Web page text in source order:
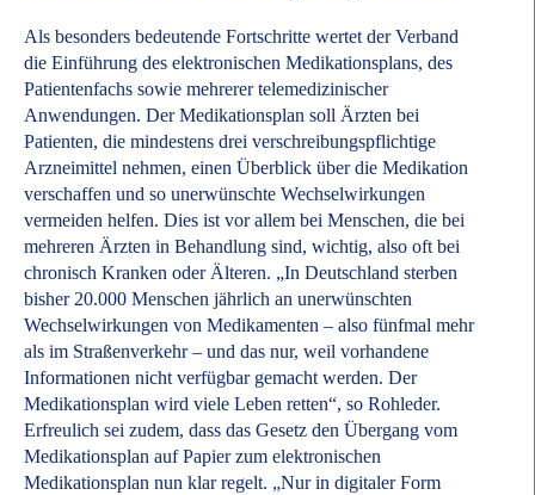
Als besonders bedeutende Fortschritte wertet der Verband
die Einführung des elektronischen Medikationsplans, des
Patientenfachs sowie mehrerer telemedizinischer
Anwendungen. Der Medikationsplan soll Ärzten bei
Patienten, die mindestens drei verschreibungspflichtige
Arzneimittel nehmen, einen Überblick über die Medikation
verschaffen und so unerwünschte Wechselwirkungen
vermeiden helfen. Dies ist vor allem bei Menschen, die bei
mehreren Ärzten in Behandlung sind, wichtig, also oft bei
chronisch Kranken oder Älteren. „In Deutschland sterben
bisher 20.000 Menschen jährlich an unerwünschten
Wechselwirkungen von Medikamenten – also fünfmal mehr
als im Straßenverkehr – und das nur, weil vorhandene
Informationen nicht verfügbar gemacht werden. Der
Medikationsplan wird viele Leben retten“, so Rohleder.
Erfreulich sei zudem, dass das Gesetz den Übergang vom
Medikationsplan auf Papier zum elektronischen
Medikationsplan nun klar regelt. „Nur in digitaler Form